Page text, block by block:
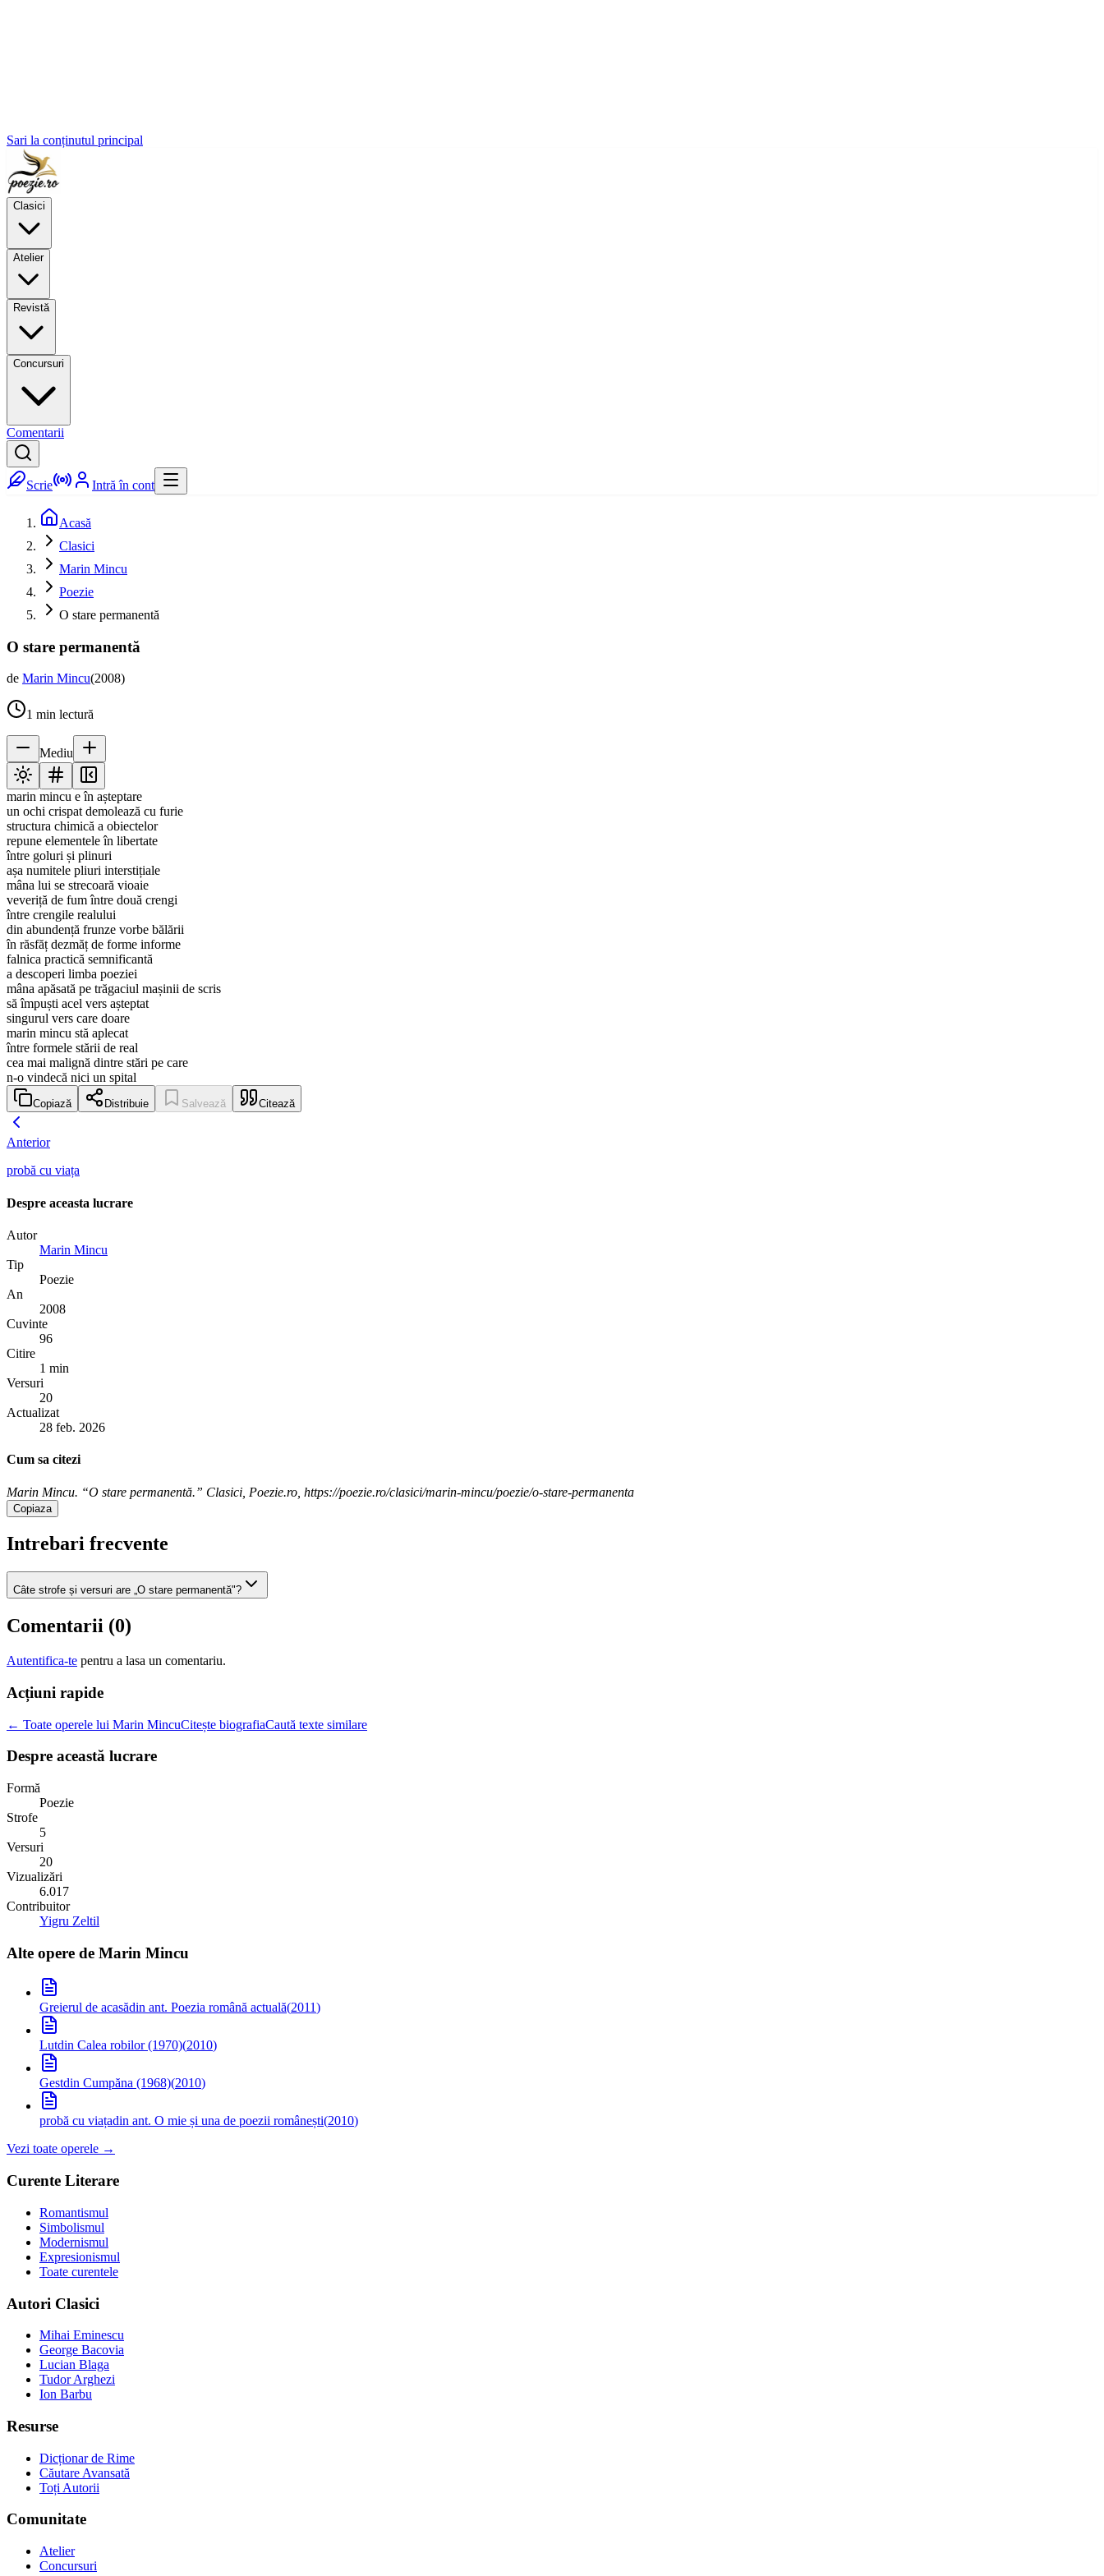
Sari la conținutul principal
Clasici
Atelier
Revistă
Concursuri
Comentarii
Scrie Intră în cont
Acasă
Clasici
Marin Mincu
Poezie
O stare permanentă
O stare permanentă
de Marin Mincu(2008)
1 min lectură
Mediu
marin mincu e în așteptare
un ochi crispat demolează cu furie
structura chimică a obiectelor
repune elementele în libertate
între goluri și plinuri
așa numitele pliuri interstițiale
mâna lui se strecoară vioaie
veveriță de fum între două crengi
între crengile realului
din abundență frunze vorbe bălării
în răsfăț dezmăț de forme informe
falnica practică semnificantă
a descoperi limba poeziei
mâna apăsată pe trăgaciul mașinii de scris
să împuști acel vers așteptat
singurul vers care doare
marin mincu stă aplecat
între formele stării de real
cea mai malignă dintre stări pe care
n-o vindecă nici un spital
Copiază Distribuie Salvează Citează
Anterior
probă cu viața
Despre aceasta lucrare
Autor
Marin Mincu
Tip
Poezie
An
2008
Cuvinte
96
Citire
1 min
Versuri
20
Actualizat
28 feb. 2026
Cum sa citezi
Marin Mincu. “O stare permanentă.” Clasici, Poezie.ro, https://poezie.ro/clasici/marin-mincu/poezie/o-stare-permanenta
Copiaza
Intrebari frecvente
Câte strofe și versuri are „O stare permanentă"?
Comentarii (0)
Autentifica-te pentru a lasa un comentariu.
Acțiuni rapide
← Toate operele lui Marin MincuCitește biografiaCaută texte similare
Despre această lucrare
Formă
Poezie
Strofe
5
Versuri
20
Vizualizări
6.017
Contribuitor
Yigru Zeltil
Alte opere de Marin Mincu
Greierul de acasădin ant. Poezia română actuală(2011)
Lutdin Calea robilor (1970)(2010)
Gestdin Cumpăna (1968)(2010)
probă cu viațadin ant. O mie și una de poezii românești(2010)
Vezi toate operele →
Curente Literare
Romantismul
Simbolismul
Modernismul
Expresionismul
Toate curentele
Autori Clasici
Mihai Eminescu
George Bacovia
Lucian Blaga
Tudor Arghezi
Ion Barbu
Resurse
Dicționar de Rime
Căutare Avansată
Toți Autorii
Comunitate
Atelier
Concursuri